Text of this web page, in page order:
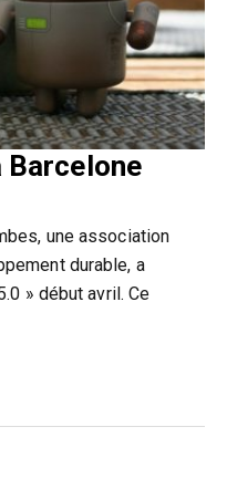
Barcelone
une association
durable, a
» début avril. Ce